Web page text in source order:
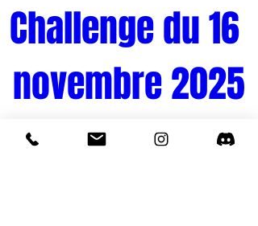
Challenge du 16
novembre 2025
Tournoi Pokémon